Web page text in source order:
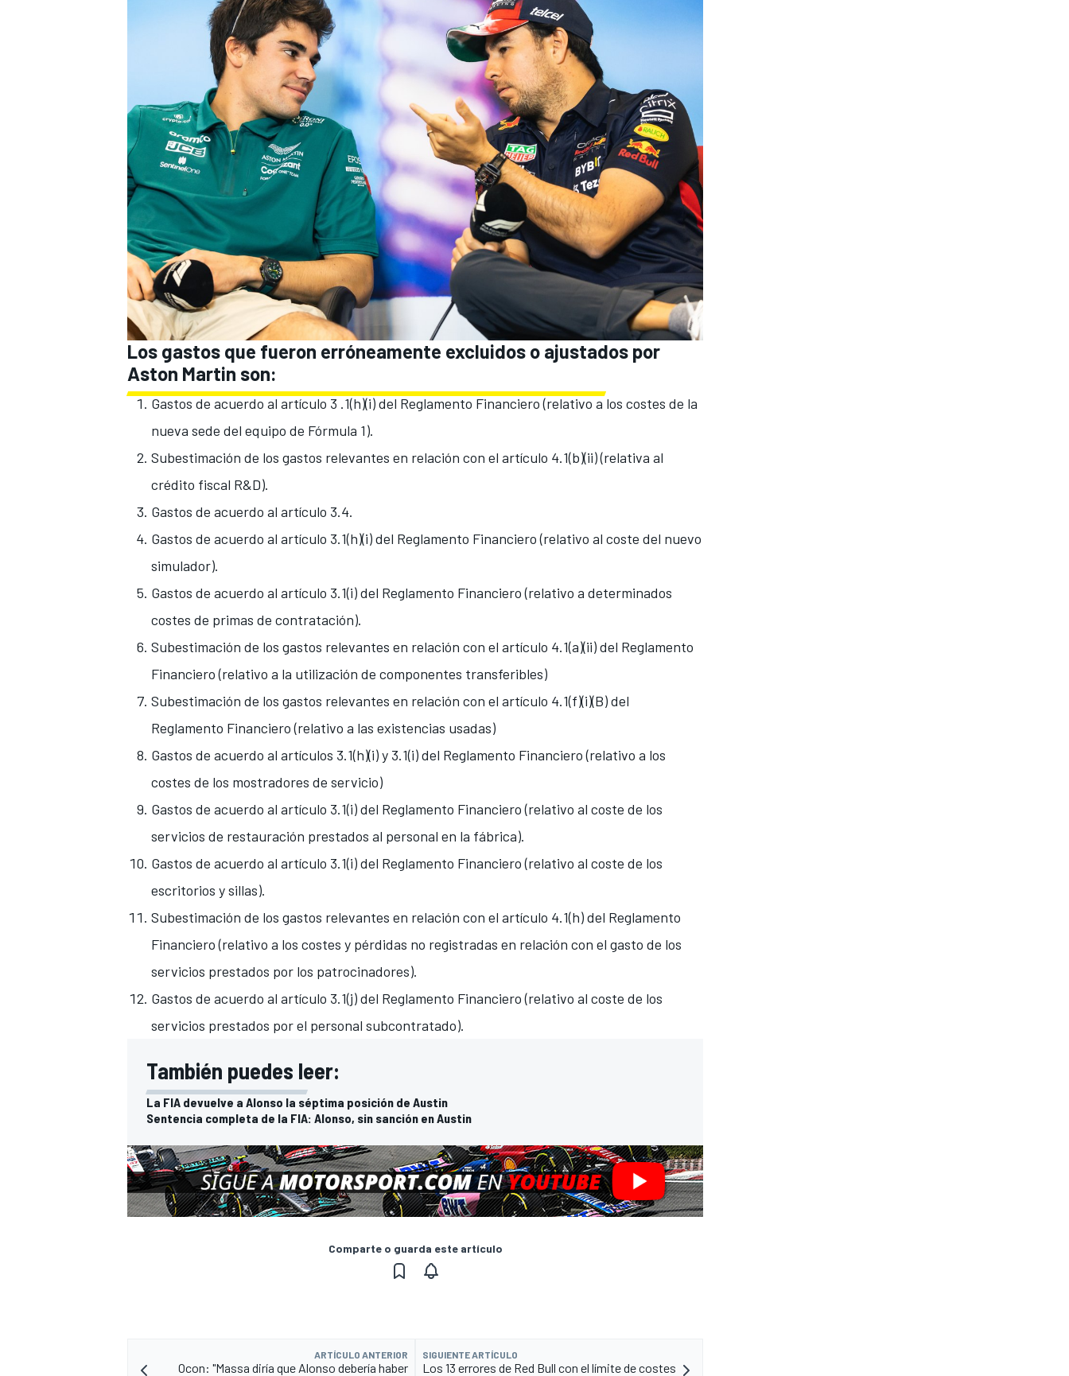
MÁS CATEGORÍAS
Los gastos que fueron erróneamente excluidos o ajustados por
Aston Martin son:
Gastos de acuerdo al artículo 3 .1(h)(i) del Reglamento Financiero (relativo a los costes de la
nueva sede del equipo de Fórmula 1).
Subestimación de los gastos relevantes en relación con el artículo 4.1(b)(ii) (relativa al
crédito fiscal R&D).
Gastos de acuerdo al artículo 3.4.
Gastos de acuerdo al artículo 3.1(h)(i) del Reglamento Financiero (relativo al coste del nuevo
simulador).
Gastos de acuerdo al artículo 3.1(i) del Reglamento Financiero (relativo a determinados
costes de primas de contratación).
Subestimación de los gastos relevantes en relación con el artículo 4.1(a)(ii) del Reglamento
Financiero (relativo a la utilización de componentes transferibles)
Subestimación de los gastos relevantes en relación con el artículo 4.1(f)(i)(B) del
Reglamento Financiero (relativo a las existencias usadas)
Gastos de acuerdo al artículos 3.1(h)(i) y 3.1(i) del Reglamento Financiero (relativo a los
costes de los mostradores de servicio)
Gastos de acuerdo al artículo 3.1(i) del Reglamento Financiero (relativo al coste de los
servicios de restauración prestados al personal en la fábrica).
Gastos de acuerdo al artículo 3.1(i) del Reglamento Financiero (relativo al coste de los
escritorios y sillas).
Subestimación de los gastos relevantes en relación con el artículo 4.1(h) del Reglamento
Financiero (relativo a los costes y pérdidas no registradas en relación con el gasto de los
servicios prestados por los patrocinadores).
Gastos de acuerdo al artículo 3.1(j) del Reglamento Financiero (relativo al coste de los
servicios prestados por el personal subcontratado).
También puedes leer:
La FIA devuelve a Alonso la séptima posición de Austin
Sentencia completa de la FIA: Alonso, sin sanción en Austin
Comparte o guarda este artículo
ARTÍCULO ANTERIOR
Ocon: "Massa diría que Alonso debería haber
SIGUIENTE ARTÍCULO
Los 13 errores de Red Bull con el límite de costes